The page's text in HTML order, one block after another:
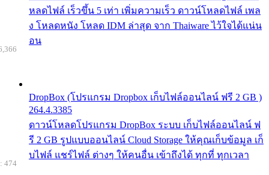
หลดไฟล์ เร็วขึ้น 5 เท่า เพิ่มความเร็ว ดาวน์โหลดไฟล์ เพล
ง โหลดหนัง โหลด IDM ล่าสุด จาก Thaiware ไว้ใจได้แน่น
อน
DropBox (โปรแกรม Dropbox เก็บไฟล์ออนไลน์ ฟรี 2 GB )
264.4.3385
ดาวน์โหลดโปรแกรม DropBox ระบบ เก็บไฟล์ออนไลน์ ฟ
รี 2 GB รูปแบบออนไลน์ Cloud Storage ให้คุณเก็บข้อมูล เก็
บไฟล์ แชร์ไฟล์ ต่างๆ ให้คนอื่น เข้าถึงได้ ทุกที่ ทุกเวลา
474